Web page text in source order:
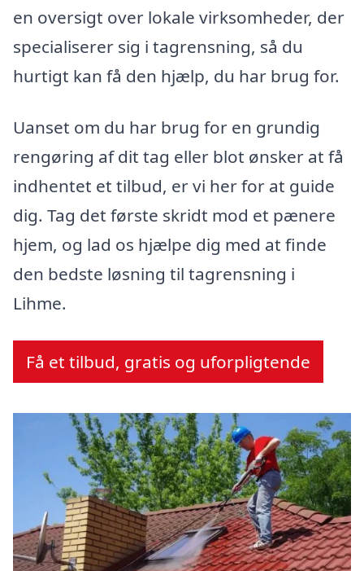
en oversigt over lokale virksomheder, der
specialiserer sig i tagrensning, så du
hurtigt kan få den hjælp, du har brug for.
Uanset om du har brug for en grundig
rengøring af dit tag eller blot ønsker at få
indhentet et tilbud, er vi her for at guide
dig. Tag det første skridt mod et pænere
hjem, og lad os hjælpe dig med at finde
den bedste løsning til tagrensning i
Lihme.
Få et tilbud, gratis og uforpligtende